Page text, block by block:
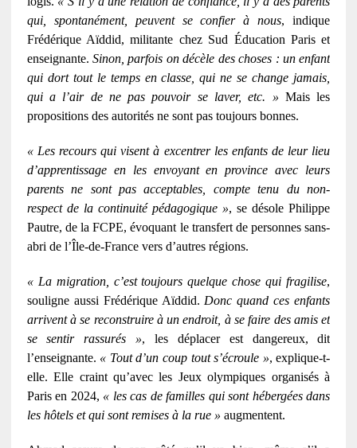
qui, spontanément, peuvent se confier à nous, indique
Frédérique Aïddid, militante chez Sud Éducation Paris et
enseignante.Sinon, parfois on décèle des choses : un enfant
qui dort tout le temps en classe, qui ne se change jamais,
qui a l’air de ne pas pouvoir se laver, etc. » Mais les
propositions des autorités ne sont pas toujours bonnes.
« Les recours qui visent à excentrer les enfants de leur lieu
d’apprentissage en les envoyant en province avec leurs
parents ne sont pas acceptables, compte tenu du non-
respect de la continuité pédagogique », se désole Philippe
Pautre, de la FCPE, évoquant le transfert de personnes sans-
abri de l’Île-de-France vers d’autres régions.
« La migration, c’est toujours quelque chose qui fragilise,
souligne aussi Frédérique Aïddid. Donc quand ces enfants
arrivent à se reconstruire à un endroit, à se faire des amis et
se sentir rassurés », les déplacer est dangereux, dit
l’enseignante. « Tout d’un coup tout s’écroule », explique-t-
elle. Elle craint qu’avec les Jeux olympiques organisés à
Paris en 2024, « les cas de familles qui sont hébergées dans
les hôtels et qui sont remises à la rue » augmentent.